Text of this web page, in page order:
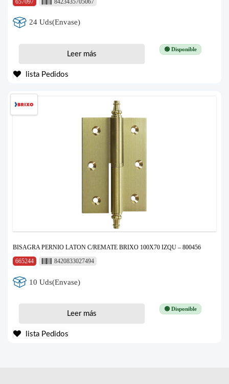
657097
8423435705067
24 Uds(Envase)
🟢 Disponible
Leer más
lista Pedidos
BISAGRA PERNIO LATON C/REMATE BRIXO 100X70 IZQU – 800456
665244
8420833027494
10 Uds(Envase)
🟢 Disponible
Leer más
lista Pedidos